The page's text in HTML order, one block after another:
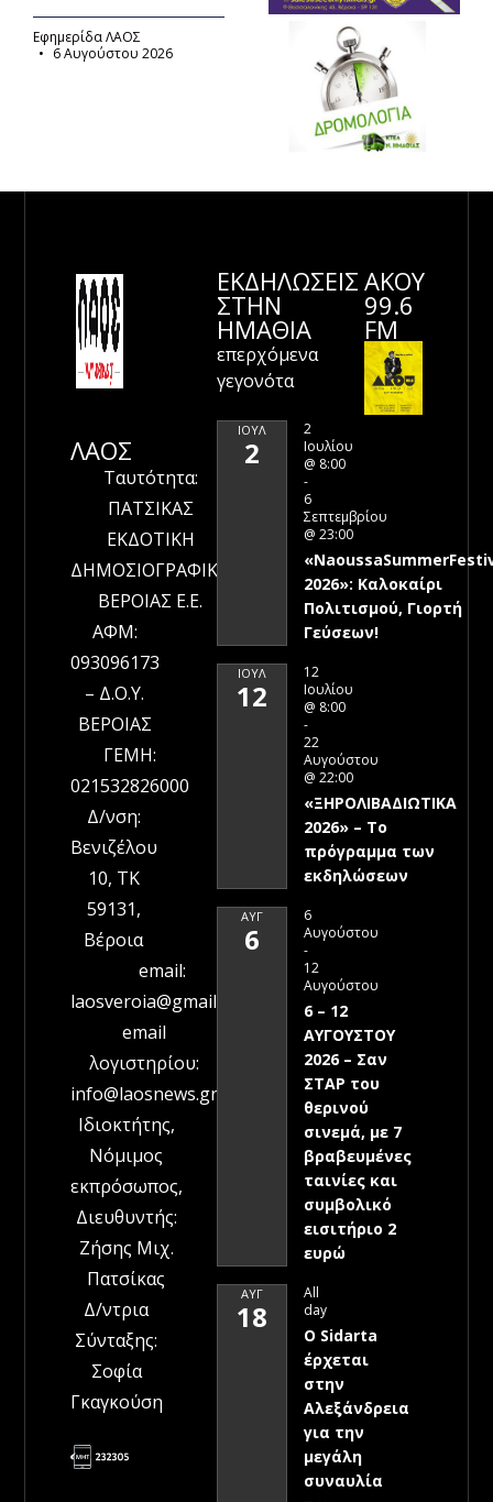
Εφημερίδα ΛΑΟΣ
6 Αυγούστου 2026
ΛΑΟΣ
Ταυτότητα:
ΠΑΤΣΙΚΑΣ
ΕΚΔΟΤΙΚΗ
ΔΗΜΟΣΙΟΓΡΑΦΙΚΗ
ΒΕΡΟΙΑΣ Ε.Ε.
ΑΦΜ:
093096173
– Δ.Ο.Υ.
ΒΕΡΟΙΑΣ
ΓΕΜΗ:
021532826000
Δ/νση:
Βενιζέλου
10, ΤΚ
59131,
Βέροια
email:
laosveroia@gmail.com
email
λογιστηρίου:
info@laosnews.gr
Ιδιοκτήτης,
Νόμιμος
εκπρόσωπος,
Διευθυντής:
Ζήσης Μιχ.
Πατσίκας
Δ/ντρια
Σύνταξης:
Σοφία
Γκαγκούση
ΕΚΔΗΛΩΣΕΙΣ
ΣΤΗΝ
ΗΜΑΘΊΑ
επερχόμενα
γεγονότα
ΙΟΎΛ
2
2
Ιουλίου
@ 8:00
-
6
Σεπτεμβρίου
@ 23:00
2026»: Καλοκαίρι
Πολιτισμού, Γιορτή
Γεύσεων!
ΙΟΎΛ
12
12
Ιουλίου
@ 8:00
-
22
Αυγούστου
@ 22:00
«ΞΗΡΟΛΙΒΑΔΙΩΤΙΚΑ
2026» – To
πρόγραμμα των
εκδηλώσεων
ΑΥΓ
6
6
Αυγούστου
-
12
Αυγούστου
6 – 12
ΑΥΓΟΥΣΤΟΥ
2026 – Σαν
ΣΤΑΡ του
θερινού
σινεμά, με 7
βραβευμένες
ταινίες και
συμβολικό
εισιτήριο 2
ευρώ
ΑΥΓ
18
All
day
Ο Sidarta
έρχεται
στην
Αλεξάνδρεια
για την
μεγάλη
συναυλία
ΑΚΟΥ
99.6
FM